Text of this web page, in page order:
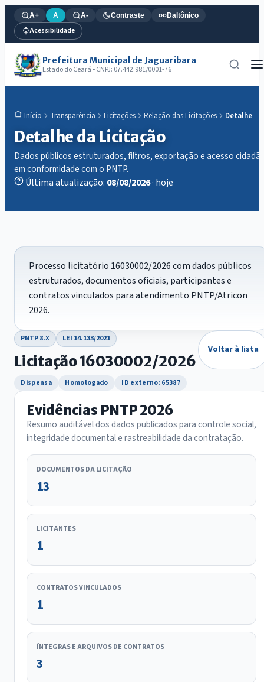
A+ A A- Contraste Daltônico
Acessibilidade
Prefeitura Municipal de Jaguaribara
Estado do Ceará • CNPJ: 07.442.981/0001-76
Início Transparência Licitações Relação das Licitações Detalhe
Detalhe da Licitação
Dados públicos estruturados, filtros, exportação e acesso
em conformidade com o PNTP.
Última atualização: 08/08/2026· hoje
Processo licitatório 16030002/2026 com dados públicos
estruturados, documentos oficiais, participantes e
contratos vinculados para atendimento PNTP/Atricon
2026.
PNTP 8.X LEI 14.133/2021
Licitação 16030002/2026
Dispensa Homologado ID externo: 65387
Voltar à lista
Evidências PNTP 2026
Resumo auditável dos dados publicados para controle social,
integridade documental e rastreabilidade da contratação.
DOCUMENTOS DA LICITAÇÃO
13
LICITANTES
1
CONTRATOS VINCULADOS
1
ÍNTEGRAS E ARQUIVOS DE CONTRATOS
3